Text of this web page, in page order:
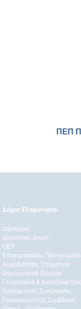
εμπειρία του
ΠΕΠ
Δήμος Ελαφονήσου
Δήμαρχος
Διοικητικές Δομές
ΟEΥ
Επιχειρησιακός
Αρμοδιότητες Υπηρεσιών
Δημογραφικά Στοιχεία
Γεωγραφικά & Διοικητικά
Διαδημοτικές Συνεργασίες
Προγραμματικές Συμβάσεις